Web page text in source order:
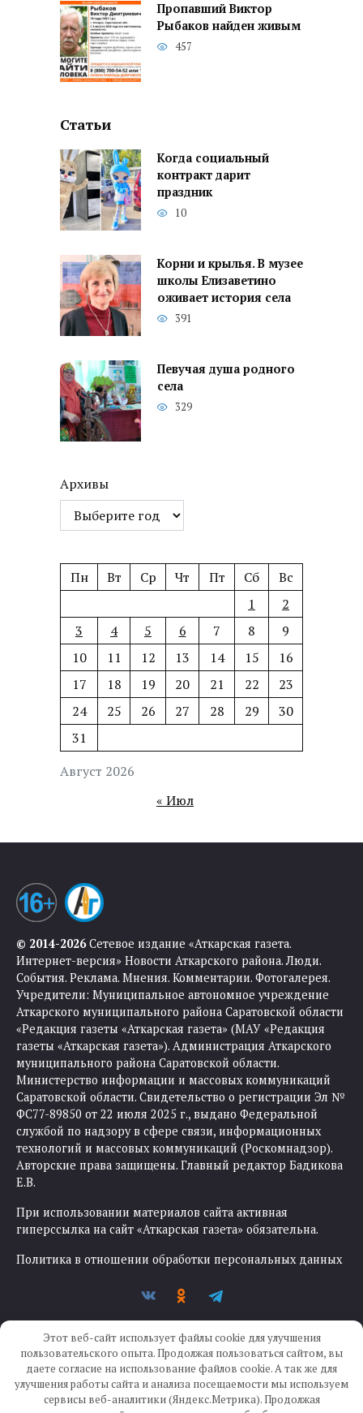
Пропавший Виктор
Рыбаков найден живым
457
Статьи
Когда социальный
контракт дарит
праздник
10
Корни и крылья. В музее
школы Елизаветино
оживает история села
391
Певучая душа родного
села
329
Архивы
Август 2026
Пн Вт Ср Чт Пт Сб
Вс
1
2
3
4 5 6 7 8
9
10
11 12 13 14 15
16
17
18 19 20 21 22
23
24
25 26 27 28 29
30
31
« Июл
© 2014-2026Сетевое издание «Аткарская газета.
Интернет-версия» Новости Аткарского района. Люди.
События. Реклама. Мнения. Комментарии. Фотогалерея.
Учредители: Муниципальное автономное учреждение
Аткарского муниципального района Саратовской области
«Редакция газеты «Аткарская газета» (МАУ «Редакция
газеты «Аткарская газета»). Администрация Аткарского
муниципального района Саратовской области.
Министерство информации и массовых коммуникаций
Саратовской области. Свидетельство о регистрации Эл №
ФС77-89850 от 22 июля 2025 г., выдано Федеральной
службой по надзору в сфере связи, информационных
технологий и массовых коммуникаций (Роскомнадзор).
Авторские права защищены. Главный редактор Бадикова
Е.В.
При использовании материалов сайта активная
гиперссылка на сайт «Аткарская газета» обязательна.
Политика в отношении обработки персональных данных
Создание сайта —IKWEB
Этот веб-сайт использует файлы cookie для улучшения
пользовательского опыта. Продолжая пользоваться сайтом, вы
даете согласие на использование файлов cookie. А так же для
улучшения работы сайта и анализа посещаемости мы используем
сервисы веб-аналитики (Яндекс.Метрика). Продолжая